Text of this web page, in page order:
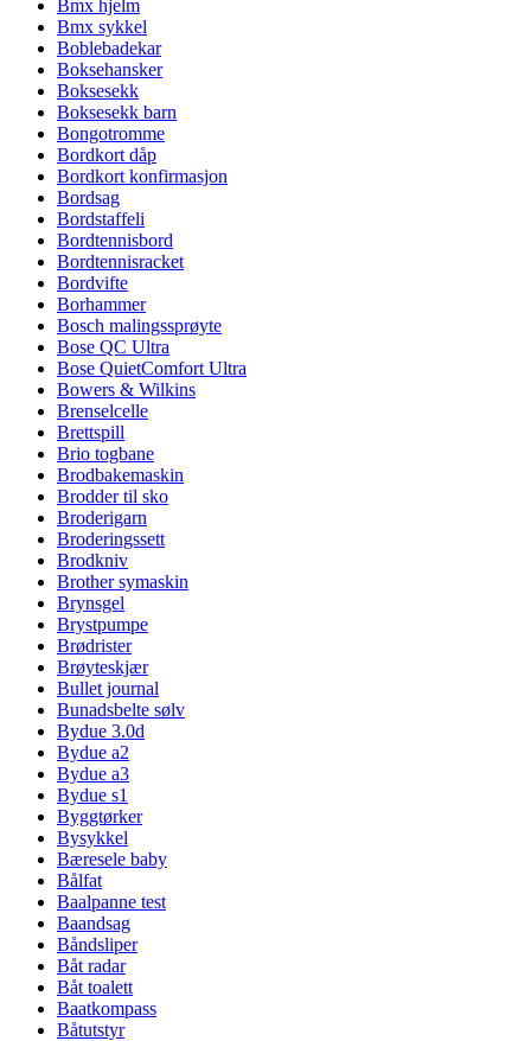
Bmx hjelm
Bmx sykkel
Boblebadekar
Boksehansker
Boksesekk
Boksesekk barn
Bongotromme
Bordkort dåp
Bordkort konfirmasjon
Bordsag
Bordstaffeli
Bordtennisbord
Bordtennisracket
Bordvifte
Borhammer
Bosch malingssprøyte
Bose QC Ultra
Bose QuietComfort Ultra
Bowers & Wilkins
Brenselcelle
Brettspill
Brio togbane
Brodbakemaskin
Brodder til sko
Broderigarn
Broderingssett
Brodkniv
Brother symaskin
Brynsgel
Brystpumpe
Brødrister
Brøyteskjær
Bullet journal
Bunadsbelte sølv
Bydue 3.0d
Bydue a2
Bydue a3
Bydue s1
Byggtørker
Bysykkel
Bæresele baby
Bålfat
Baalpanne test
Baandsag
Båndsliper
Båt radar
Båt toalett
Baatkompass
Båtutstyr